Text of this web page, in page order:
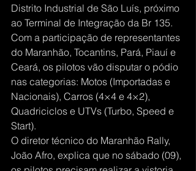
Distrito Industrial de São Luís, próximo
ao Terminal de Integração da Br 135.
Com a participação de representantes
do Maranhão, Tocantins, Pará, Piauí e
Ceará, os pilotos vão disputar o pódio
nas categorias: Motos (Importadas e
Nacionais), Carros (4×4 e 4×2),
Quadriciclos e UTVs (Turbo, Speed e
Start).
O diretor técnico do Maranhão Rally,
João Afro, explica que no sábado (09),